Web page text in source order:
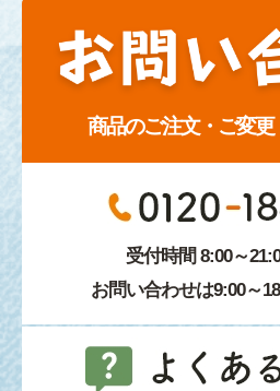
商品のご注文・ご変更
受付時間 8:00～
お問い合わせは9:00～